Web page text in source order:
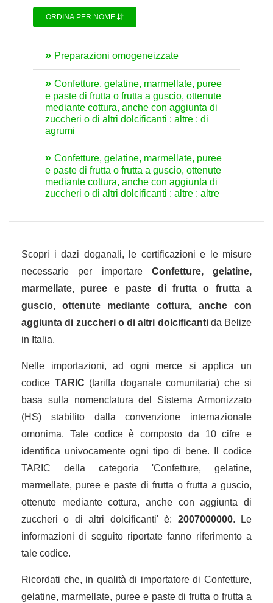
ORDINA PER NOME
Preparazioni omogeneizzate
Confetture, gelatine, marmellate, puree
e paste di frutta o frutta a guscio, ottenute
mediante cottura, anche con aggiunta di
zuccheri o di altri dolcificanti : altre : di
agrumi
Confetture, gelatine, marmellate, puree
e paste di frutta o frutta a guscio, ottenute
mediante cottura, anche con aggiunta di
zuccheri o di altri dolcificanti : altre : altre
Scopri i dazi doganali, le certificazioni e le misure
necessarie per importare Confetture, gelatine,
marmellate, puree e paste di frutta o frutta a
guscio, ottenute mediante cottura, anche con
aggiunta di zuccheri o di altri dolcificantida Belize
in Italia.
Nelle importazioni, ad ogni merce si applica un
codice TARIC (tariffa doganale comunitaria) che si
basa sulla nomenclatura del Sistema Armonizzato
(HS) stabilito dalla convenzione internazionale
omonima. Tale codice è composto da 10 cifre e
identifica univocamente ogni tipo di bene. Il codice
TARIC della categoria 'Confetture, gelatine,
marmellate, puree e paste di frutta o frutta a guscio,
ottenute mediante cottura, anche con aggiunta di
zuccheri o di altri dolcificanti' è: 2007000000. Le
informazioni di seguito riportate fanno riferimento a
tale codice.
Ricordati che, in qualità di importatore di Confetture,
gelatine, marmellate, puree e paste di frutta o frutta a